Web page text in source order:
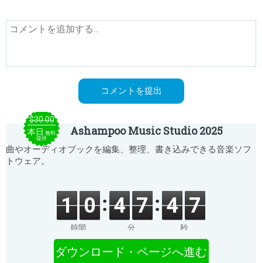
$30.00
本日 無料
提供
Ashampoo Music Studio 2025
曲やオーディオブックを編集、整理、書き込みできる音楽ソフ
トウェア。
1 0
時間
4 7
分
4 7
秒
ダウンロード・ページへ進む